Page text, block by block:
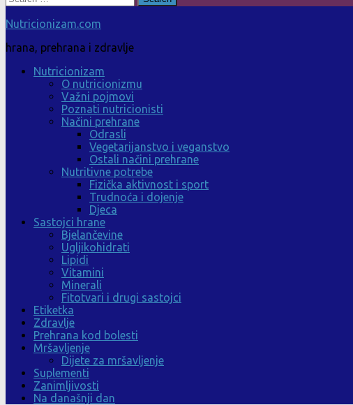
for:
Nutricionizam.com
hrana, prehrana i zdravlje
Nutricionizam
O nutricionizmu
Važni pojmovi
Poznati nutricionisti
Načini prehrane
Odrasli
Vegetarijanstvo i veganstvo
Ostali načini prehrane
Nutritivne potrebe
Fizička aktivnost i sport
Trudnoća i dojenje
Djeca
Sastojci hrane
Bjelančevine
Ugljikohidrati
Lipidi
Vitamini
Minerali
Fitotvari i drugi sastojci
Etiketka
Zdravlje
Prehrana kod bolesti
Mršavljenje
Dijete za mršavljenje
Suplementi
Zanimljivosti
Na današnji dan